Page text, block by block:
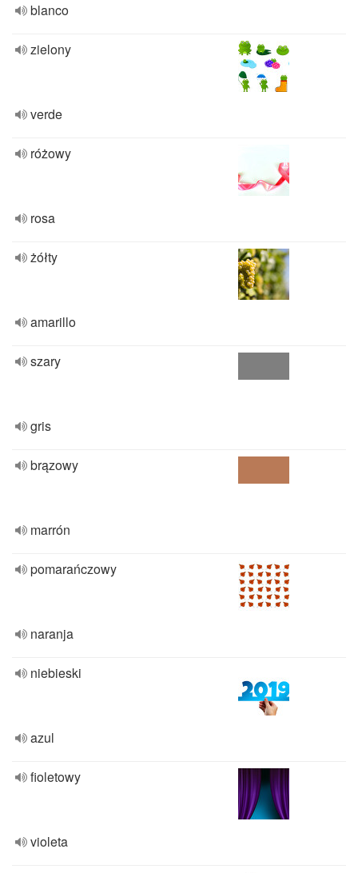
blanco
zielony
verde
różowy
rosa
żółty
amarillo
szary
gris
brązowy
marrón
pomarańczowy
naranja
niebieski
azul
fioletowy
violeta